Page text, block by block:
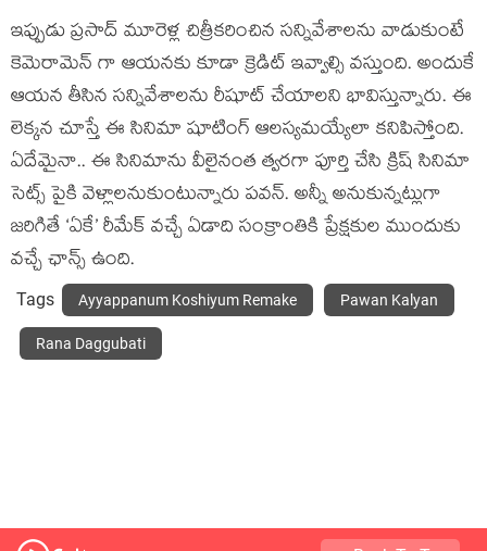
ఇప్పుడు ప్రసాద్ మూరెళ్ల చిత్రీకరించిన సన్నివేశాలను వాడుకుంటే
కెమెరామెన్ గా ఆయనకు కూడా క్రెడిట్ ఇవ్వాల్సి వస్తుంది. అందుకే
ఆయన తీసిన సన్నివేశాలను రీషూట్ చేయాలని భావిస్తున్నారు. ఈ
లెక్కన చూస్తే ఈ సినిమా షూటింగ్ ఆలస్యమయ్యేలా కనిపిస్తోంది.
ఏదేమైనా.. ఈ సినిమాను వీలైనంత త్వరగా పూర్తి చేసి క్రిష్ సినిమా
సెట్స్ పైకి వెళ్లాలనుకుంటున్నారు పవన్. అన్నీ అనుకున్నట్లుగా
జరిగితే ‘ఏకే’ రీమేక్ వచ్చే ఏడాది సంక్రాంతికి ప్రేక్షకుల ముందుకు
వచ్చే ఛాన్స్ ఉంది.
Tags Ayyappanum Koshiyum Remake Pawan Kalyan
Rana Daggubati